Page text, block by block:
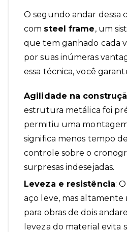
O segundo andar dessa
com steel frame, um
que tem ganhado cada
por suas inúmeras
essa técnica, você
Agilidade na
estrutura metálica foi
permitiu uma montagem
significa menos tempo
controle sobre o
surpresas indesejadas.
Leveza e resistência:
aço leve, mas altamente
para obras de dois
leveza do material evita